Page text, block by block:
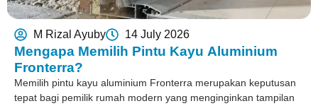
M Rizal Ayuby 14 July 2026
Mengapa Memilih Pintu Kayu Aluminium
Fronterra?
Memilih pintu kayu aluminium Fronterra merupakan keputusan
tepat bagi pemilik rumah modern yang menginginkan tampilan